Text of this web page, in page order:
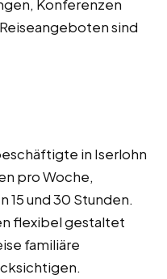
Konferenzen
sind
in Iserlohn
pro Woche,
und 30 Stunden.
flexibel gestaltet
familiäre